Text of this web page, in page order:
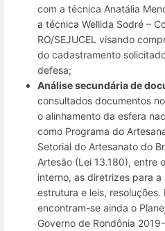
com a técnica Anatália
a técnica Wellida Sodré –
RO/SEJUCEL visando
do cadastramento
defesa;
Análise secundária de
consultados documentos
o alinhamento da esfera
como Programa do
Setorial do Artesanato do
Artesão (Lei 13.180), entre
interno, as diretrizes para a
estrutura e leis,
encontram-se ainda o
Governo de Rondônia